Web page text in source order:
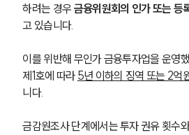
하려는 경우 금융위원회의 인가 또는 등
고 있습니다.
이를 위반해 무인가 금융투자업을 운영
제1호에 따라 5년 이하의 징역 또는 2억
니다.
금감원조사 단계에서는 투자 권유 횟수